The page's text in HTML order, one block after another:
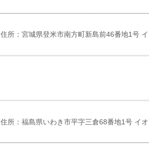
住所：宮城県登米市南方町新島前46番地1号
住所：福島県いわき市平字三倉68番地1号 イ